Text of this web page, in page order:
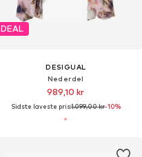
DEAL
DESIGUAL
Nederdel
989,10 kr
Sidste laveste pris:1.099,00 kr-10%